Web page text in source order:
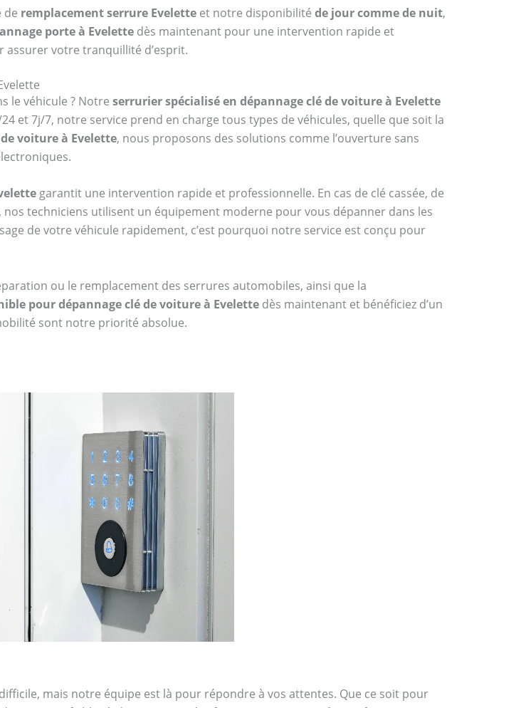
de remplacement serrure Evelette et notre disponibilité de jour comme de nuit,
porte à Evelette dès maintenant pour une intervention rapide et
votre tranquillité d’esprit.
le véhicule ? Notre serrurier spécialisé en dépannage clé de voiture à Evelette
et 7j/7, notre service prend en charge tous types de véhicules, quelle que soit la
voiture à Evelette, nous proposons des solutions comme l’ouverture sans
garantit une intervention rapide et professionnelle. En cas de clé cassée, de
techniciens utilisent un équipement moderne pour vous dépanner dans les
de votre véhicule rapidement, c’est pourquoi notre service est conçu pour
ou le remplacement des serrures automobiles, ainsi que la
pour dépannage clé de voiture à Evelette dès maintenant et bénéficiez d’un
sont notre priorité absolue.
mais notre équipe est là pour répondre à vos attentes. Que ce soit pour